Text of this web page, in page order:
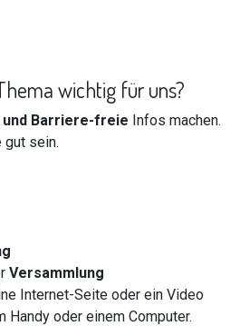
wichtig für uns?
und Barriere-freie Infos machen.
sein.
Versammlung
Internet-Seite oder ein Video
Handy oder einem Computer.